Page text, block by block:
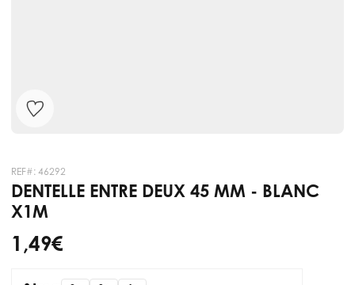
REF#: 46292
DENTELLE ENTRE DEUX 45 MM - BLANC
X1M
1,49 €